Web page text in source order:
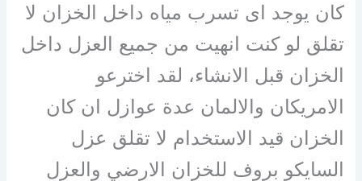
كان يوجد اى تسرب مياه داخل الخزان لا
تقلق لو كنت انهيت من جميع العزل داخل
الخزان قبل الانشاء، لقد اخترعو
الامريكان والالمان عدة عوازل ان كان
الخزان قيد الاستخدام لا تقلق عزل
السايكو بروف للخزان الارضي والعزل